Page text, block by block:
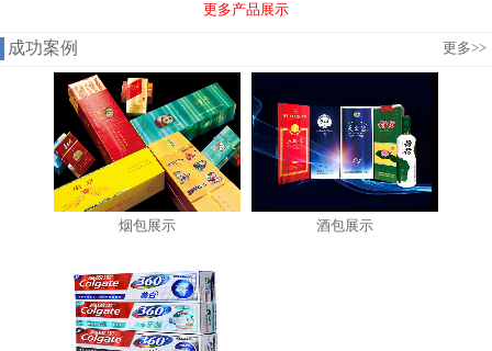
更多产品展示
成功案例 更多>>
烟包展示 酒包展示